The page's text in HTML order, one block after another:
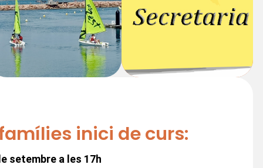
inici de curs:
setembre a les 17h